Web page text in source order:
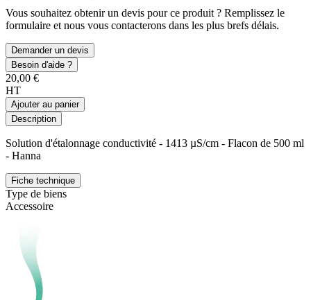
Vous souhaitez obtenir un devis pour ce produit ? Remplissez le
formulaire et nous vous contacterons dans les plus brefs délais.
Demander un devis
Besoin d'aide ?
20,00 €
HT
Ajouter au panier
Description
Solution d'étalonnage conductivité - 1413 µS/cm - Flacon de 500 ml
- Hanna
Fiche technique
Type de biens
Accessoire